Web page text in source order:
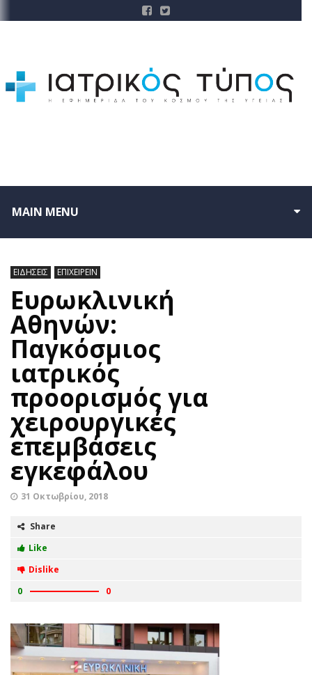
MAIN MENU
ΕΙΔΗΣΕΙΣ ΕΠΙΧΕΙΡΕΙΝ
Ευρωκλινική
Αθηνών:
Παγκόσμιος
ιατρικός
προορισμός για
χειρουργικές
επεμβάσεις
εγκεφάλου
31 Οκτωβρίου, 2018
Share
Like
Dislike
0
0